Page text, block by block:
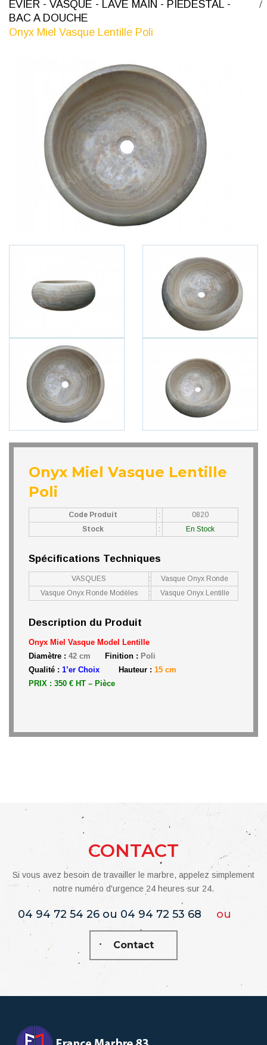
ÉVIER - VASQUE - LAVE MAIN - PIÉDESTAL -
BAC A DOUCHE
Onyx Miel Vasque Lentille Poli
Onyx Miel Vasque Lentille
Poli
Code Produit :
0820
Stock
: En Stock
Spécifications Techniques
VASQUES :
Vasque Onyx Ronde
Vasque Onyx Ronde Modèles
: Vasque Onyx Lentille
Description du Produit
Onyx Miel Vasque Model Lentille
Diamètre : 42 cm Finition : Poli
Qualité : 1’er Choix Hauteur : 15 cm
PRIX : 350 € HT – Pièce
CONTACT
Si vous avez besoin de travailler le marbre, appelez simplement
notre numéro d'urgence 24 heures sur 24.
04 94 72 54 26 ou 04 94 72 53 68 ou
Contact